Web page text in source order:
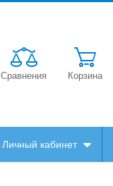
Сравнения Корзина
Личный кабинет